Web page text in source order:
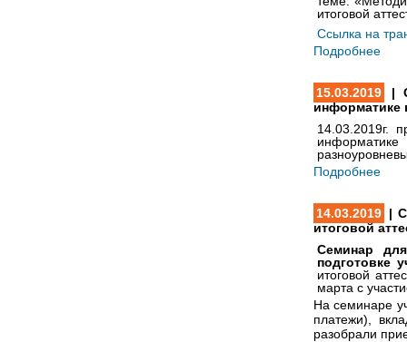
итоговой
Ссылка на
Подробнее
15.03.2019
|
информатике
14.03.2019г.
Подробнее
14.03.2019 |
итоговой
Семинар
подготовке
итоговой
марта с
На семинаре
платежи),
разобрали